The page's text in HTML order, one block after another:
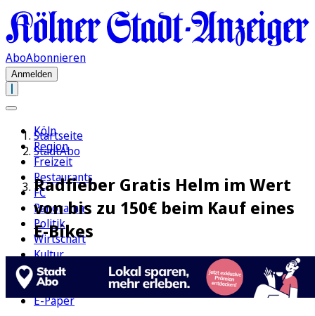
AboAbonnieren
Anmelden
Köln
Region
Freizeit
Restaurants
FC
Panorama
Politik
Wirtschaft
Kultur
Rätsel
Newsletter
E-Paper
Startseite
StadtAbo
Radfieber Gratis Helm im Wert
von bis zu 150€ beim Kauf eines
E-Bikes